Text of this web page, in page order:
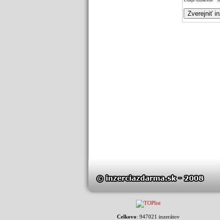
Celkovo: 947021 inzerátov